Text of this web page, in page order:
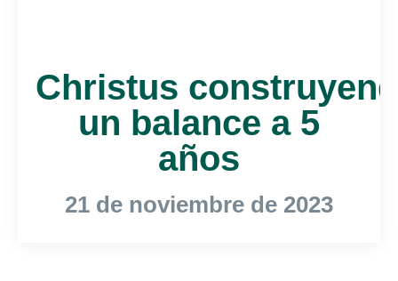
Christus
un balance a 5
años
21 de noviembre de 2023